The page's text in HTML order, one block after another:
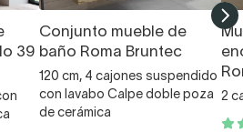
39
Conjunto mueble de
baño Roma Bruntec
120 cm, 4 cajones suspendido
con lavabo Calpe doble poza
de cerámica
2